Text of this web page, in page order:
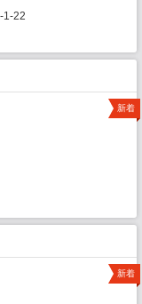
1-22
新着
新着